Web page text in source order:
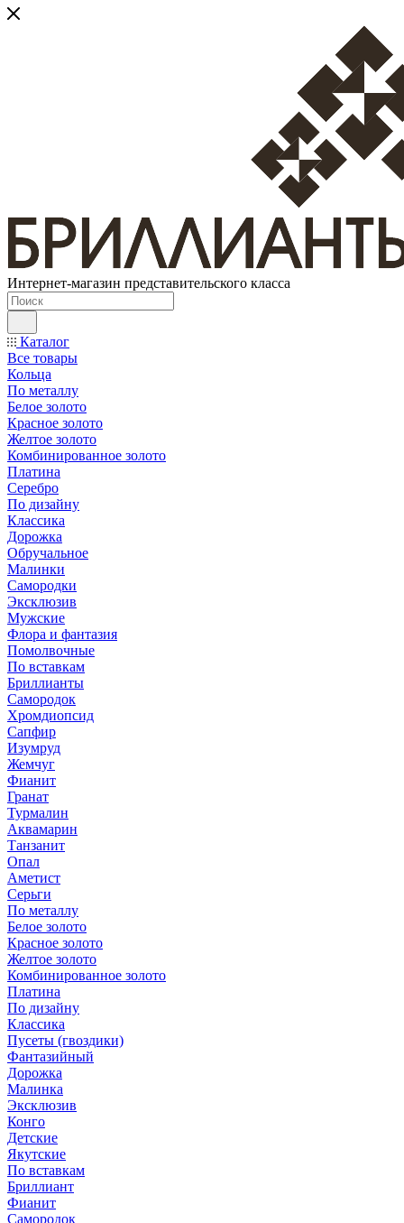
Интернет-магазин представительского класса
Каталог
Все товары
Кольца
По металлу
Белое золото
Красное золото
Желтое золото
Комбинированное золото
Платина
Серебро
По дизайну
Классика
Дорожка
Обручальное
Малинки
Самородки
Эксклюзив
Мужские
Флора и фантазия
Помолвочные
По вставкам
Бриллианты
Самородок
Хромдиопсид
Сапфир
Изумруд
Жемчуг
Фианит
Гранат
Турмалин
Аквамарин
Танзанит
Опал
Аметист
Серьги
По металлу
Белое золото
Красное золото
Желтое золото
Комбинированное золото
Платина
По дизайну
Классика
Пусеты (гвоздики)
Фантазийный
Дорожка
Малинка
Эксклюзив
Конго
Детские
Якутские
По вставкам
Бриллиант
Фианит
Самородок